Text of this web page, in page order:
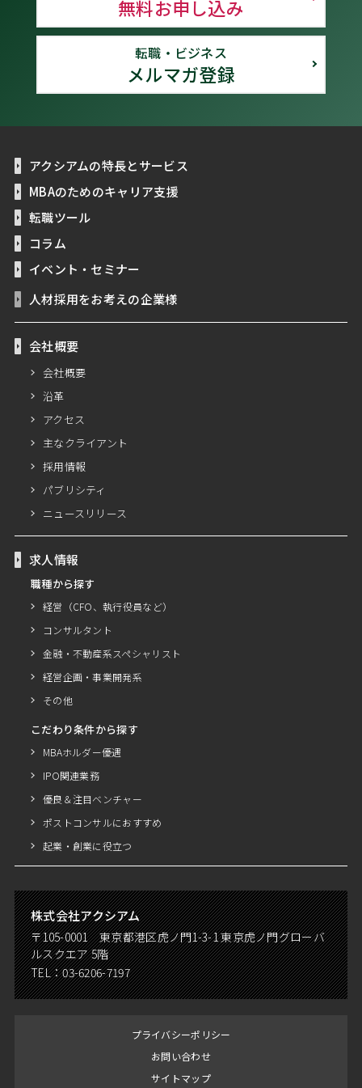
無料お申し込み
転職・ビジネス
メルマガ登録
アクシアムの特長とサービス
MBAのためのキャリア支援
転職ツール
コラム
イベント・セミナー
人材採用をお考えの企業様
会社概要
会社概要
沿革
アクセス
主なクライアント
採用情報
パブリシティ
ニュースリリース
求人情報
職種から探す
経営（CFO、執行役員など）
コンサルタント
金融・不動産系スペシャリスト
経営企画・事業開発系
その他
こだわり条件から探す
MBAホルダー優遇
IPO関連業務
優良＆注目ベンチャー
ポストコンサルにおすすめ
起業・創業に役立つ
株式会社アクシアム
〒105-0001 東京都港区虎ノ門1-3-1 東京虎ノ門グローバ
ルスクエア 5階
TEL：03-6206-7197
プライバシーポリシー
お問い合わせ
サイトマップ